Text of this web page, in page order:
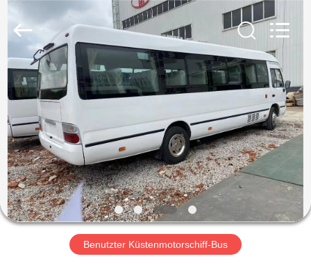
HAUS
PRODUKTE
ÜBER
UNS
FABRIK-
AUSFLUG
LTD..
Reserved.
Benutzter Küstenmotorschiff-Bus